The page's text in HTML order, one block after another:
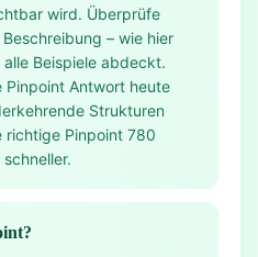
wird. Überprüfe
– wie hier
alle Beispiele abdeckt.
Pinpoint Antwort heute
Strukturen
Pinpoint 780